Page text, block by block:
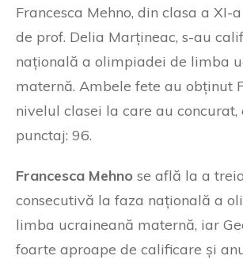
Francesca Mehno, din clasa a XI-
de prof. Delia Marțineac, s-au
națională a olimpiadei de limba
maternă. Ambele fete au obținut
nivelul clasei la care au concurat,
punctaj: 96.
Francesca Mehno se află la a
consecutivă la faza națională a
limba ucraineană maternă, iar
foarte aproape de calificare și